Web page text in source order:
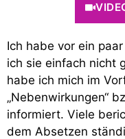
Ich habe vor ein
ich sie einfach nicht
habe ich mich im
„Nebenwirkungen“
informiert. Viele
dem Absetzen